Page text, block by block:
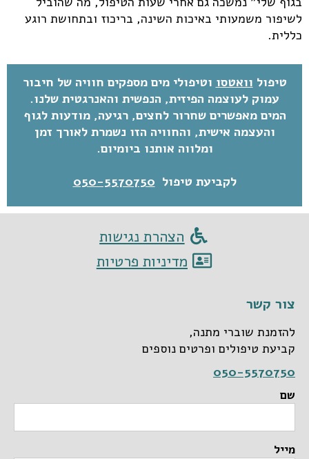
לשיפור משמעותי באיכות השינה, בריכוז ובתחושת רוגע
כללית.
טיפול וואטסו וטיפולי מים מספקים חוויה של חיבור
עמוק לעוצמה הפיזית, הנפשית והאנרגטית שלנו.
המים מאפשרים שחרור לחצים, רגיעה, מודעות לגוף
והעצמה אישית, והחוויה הזו נשמרת לאורך זמן
ומלווה אותנו ביומיום.
לקביעת טיפול 050-5570750
הצהרת נגישות
מדיניות פרטיות
צור קשר
להזמנת שוברי מתנה,
קביעת טיפולים ופרטים נוספים
050-5570750
שם
מייל